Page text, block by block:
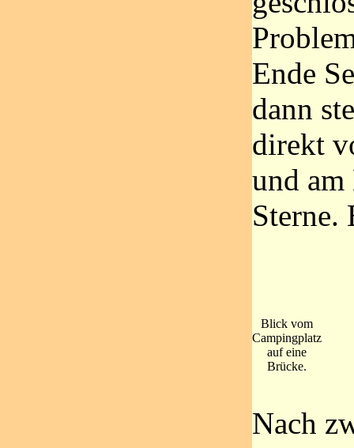
Ende
dann
direkt
und
Blick vom
Campingplatz
auf eine
Brücke.
Nach